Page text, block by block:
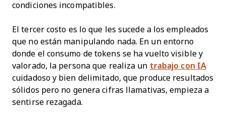
condiciones incompatibles.
El tercer costo es lo que les sucede a los empleados
que no están manipulando nada. En un entorno
donde el consumo de tokens se ha vuelto visible y
valorado, la persona que realiza un trabajo con IA
cuidadoso y bien delimitado, que produce resultados
sólidos pero no genera cifras llamativas, empieza a
sentirse rezagada.